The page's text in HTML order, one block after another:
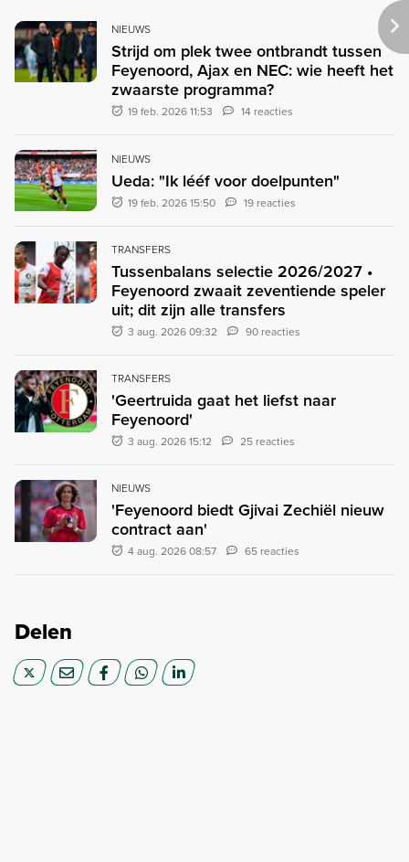
NIEUWS
Strijd om plek twee ontbrandt tussen
Feyenoord, Ajax en NEC: wie heeft het
zwaarste programma?
19 feb. 2026 11:53 14 reacties
NIEUWS
Ueda: "Ik lééf voor doelpunten"
19 feb. 2026 15:50 19 reacties
TRANSFERS
Tussenbalans selectie 2026/2027 •
Feyenoord zwaait zeventiende speler
uit; dit zijn alle transfers
3 aug. 2026 09:32 90 reacties
TRANSFERS
'Geertruida gaat het liefst naar
Feyenoord'
3 aug. 2026 15:12 25 reacties
NIEUWS
'Feyenoord biedt Gjivai Zechiël nieuw
contract aan'
4 aug. 2026 08:57 65 reacties
Delen